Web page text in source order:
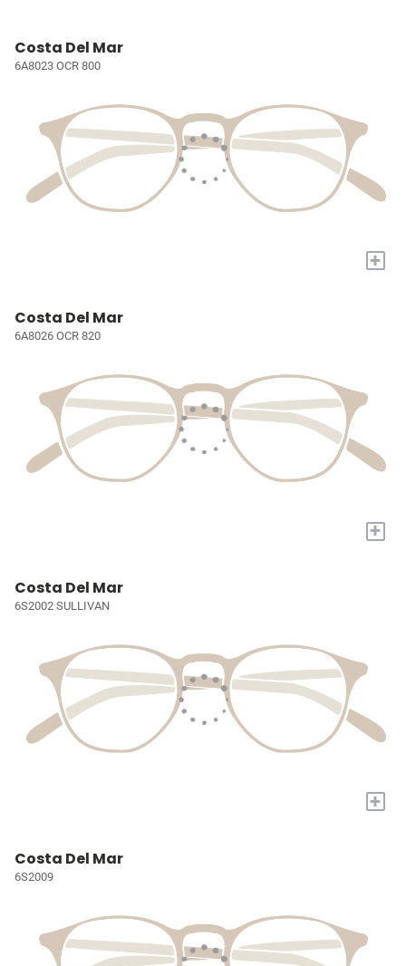
Costa Del Mar
6A8023 OCR 800
+
Costa Del Mar
6A8026 OCR 820
+
Costa Del Mar
6S2002 SULLIVAN
+
Costa Del Mar
6S2009